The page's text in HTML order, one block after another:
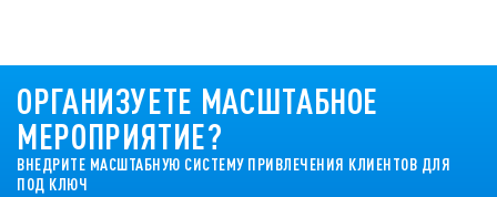
ОРГАНИЗУЕТЕ МАСШТАБНОЕ
МЕРОПРИЯТИЕ?
ВНЕДРИТЕ МАСШТАБНУЮ СИСТЕМУ ПРИВЛЕЧЕНИЯ КЛИЕНТОВ ДЛЯ
ПОД КЛЮЧ